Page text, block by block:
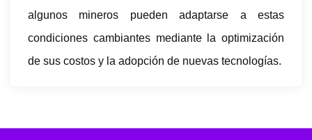
algunos mineros pueden adaptarse a estas
condiciones cambiantes mediante la optimización
de sus costos y la adopción de nuevas tecnologías.